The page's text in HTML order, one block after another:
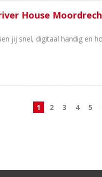
House
jij snel, digitaal handig en
1 2 3 4 5